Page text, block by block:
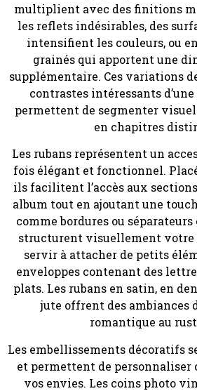
multiplient avec des finitions
les reflets indésirables, des
intensifient les couleurs, ou
grainés qui apportent une
supplémentaire. Ces variations
contrastes intéressants d’une
permettent de segmenter
en chapitres
Les rubans représentent un
fois élégant et fonctionnel.
ils facilitent l’accès aux
album tout en ajoutant une
comme bordures ou
structurent visuellement votre
servir à attacher de petits
enveloppes contenant des
plats. Les rubans en satin, en
jute offrent des ambiances
romantique au
Les embellissements décoratifs
et permettent de personnaliser
vos envies. Les coins photo